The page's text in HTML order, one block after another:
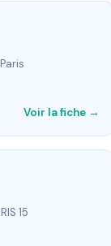
Voir la fiche →
15